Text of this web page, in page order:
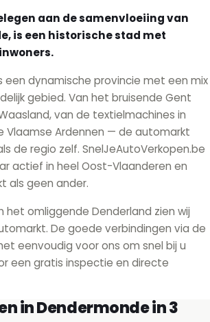
aan de samenvloeiing van
is een historische stad met
een dynamische provincie met een mix
gebied. Van het bruisende Gent
van de textielmachines in
Vlaamse Ardennen — de automarkt
de regio zelf. SnelJeAutoVerkopen.be
actief in heel Oost-Vlaanderen en
als geen ander.
het omliggende Denderland zien wij
De goede verbindingen via de
eenvoudig voor ons om snel bij u
een gratis inspectie en directe
in Dendermonde in 3